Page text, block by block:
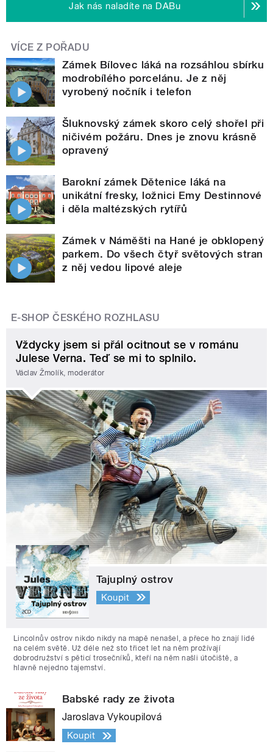
Jak nás naladíte na DABu
VÍCE Z POŘADU
Zámek Bílovec láká na rozsáhlou sbírku
modrobílého porcelánu. Je z něj
vyrobený nočník i telefon
Šluknovský zámek skoro celý shořel při
ničivém požáru. Dnes je znovu krásně
opravený
Barokní zámek Dětenice láká na
unikátní fresky, ložnici Emy Destinnové
i děla maltézských rytířů
Zámek v Náměšti na Hané je obklopený
parkem. Do všech čtyř světových stran
z něj vedou lipové aleje
E-SHOP ČESKÉHO ROZHLASU
Vždycky jsem si přál ocitnout se v románu
Julese Verna. Teď se mi to splnilo.
Václav Žmolík, moderátor
Tajuplný ostrov
Koupit
Lincolnův ostrov nikdo nikdy na mapě nenašel, a přece ho znají lidé
na celém světě. Už déle než sto třicet let na něm prožívají
dobrodružství s pěticí trosečníků, kteří na něm našli útočiště, a
hlavně nejedno tajemství.
Babské rady ze života
Jaroslava Vykoupilová
Koupit